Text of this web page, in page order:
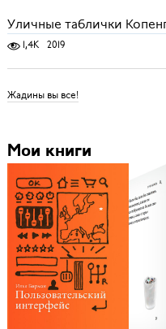
Уличные таблички
1,4K 2019
Жадины вы все!
Мои книги